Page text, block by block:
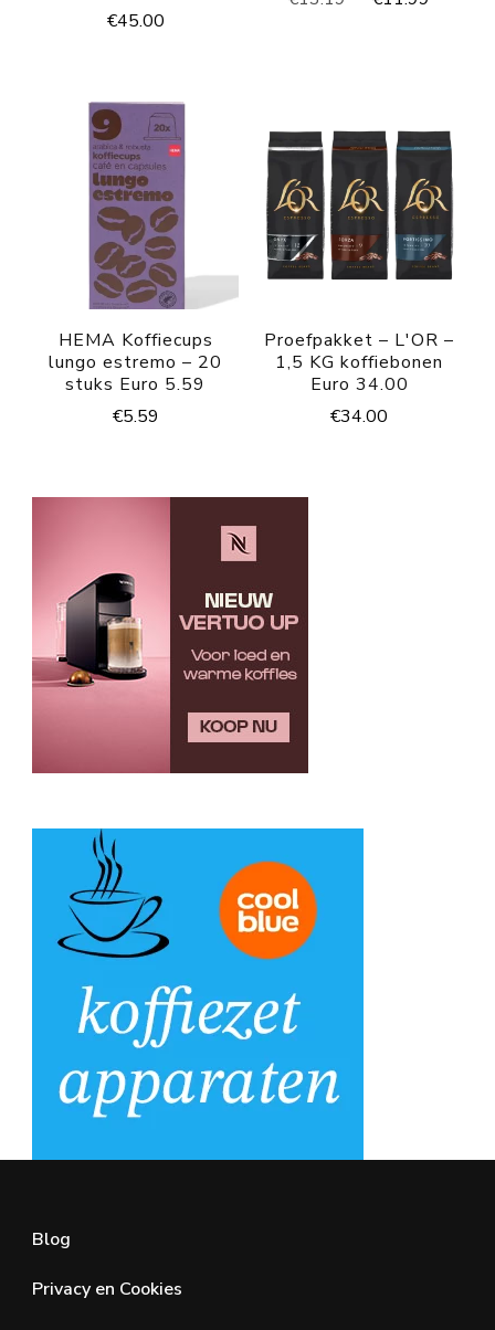
€45.00
HEMA Koffiecups
lungo estremo – 20
stuks Euro 5.59
€5.59
Proefpakket – L'OR –
1,5 KG koffiebonen
Euro 34.00
€34.00
Blog
Privacy en Cookies